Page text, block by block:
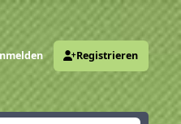
Registrieren